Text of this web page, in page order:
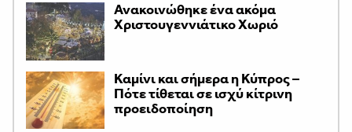
Ανακοινώθηκε ένα ακόμα
Χριστουγεννιάτικο Χωριό
Καμίνι και σήμερα η Κύπρος –
Πότε τίθεται σε ισχύ κίτρινη
προειδοποίηση